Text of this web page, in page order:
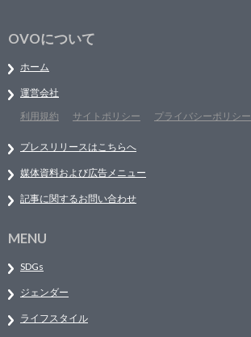
OVOについて
ホーム
運営会社
利用規約
サイトポリシー プライバシーポリシー
プレスリリースはこちらへ
媒体資料および広告メニュー
記事に関するお問い合わせ
MENU
SDGs
ジェンダー
ライフスタイル